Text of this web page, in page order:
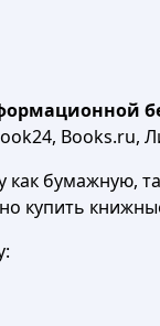
Books.ru,
бумажную,
купить